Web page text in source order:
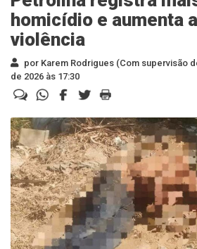
homicídio e aumenta
violência
por Karem Rodrigues (Com supervisão
de 2026 às 17:30